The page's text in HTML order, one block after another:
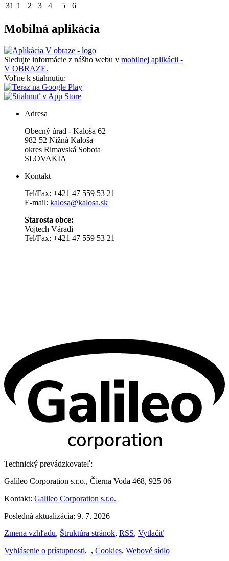
31 1 2 3 4 5 6
Mobilná aplikácia
Sledujte informácie z nášho webu v mobilnej aplikácii -
V OBRAZE.
Voľne k stiahnutiu:
Adresa
Obecný úrad - Kaloša 62
982 52 Nižná Kaloša
okres Rimavská Sobota
SLOVAKIA
Kontakt
Tel/Fax: +421 47 559 53 21
E-mail: kalosa@kalosa.sk
Starosta obce:
Vojtech Váradi
Tel/Fax: +421 47 559 53 21
Technický prevádzkovateľ:
Galileo Corporation s.r.o., Čierna Voda 468, 925 06
Kontakt: Galileo Corporation s.r.o.
Posledná aktualizácia: 9. 7. 2026
Zmena vzhľadu, Štruktúra stránok, RSS, Vytlačiť
Vyhlásenie o prístupnosti, , Cookies, Webové sídlo